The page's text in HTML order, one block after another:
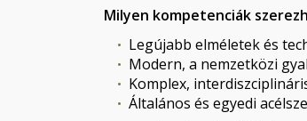
Milyen kompetenciák
Legújabb elméletek és
Modern, a nemzetközi
Komplex,
Általános és egyedi